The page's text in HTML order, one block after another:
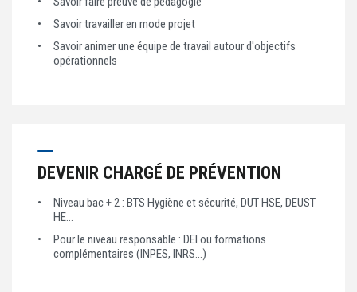
Savoir travailler en mode projet
Savoir animer une équipe de travail autour d'objectifs
opérationnels
DEVENIR CHARGÉ DE PRÉVENTION
Niveau bac + 2 : BTS Hygiène et sécurité, DUT HSE, DEUST
HE…
Pour le niveau responsable : DEI ou formations
complémentaires (INPES, INRS…)